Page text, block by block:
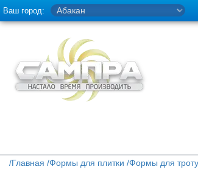
/Главная /Формы для плитки /Формы для
Ваш город: